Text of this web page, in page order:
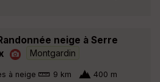
neige à Serre
Montgardin
à neige 9 km 400 m